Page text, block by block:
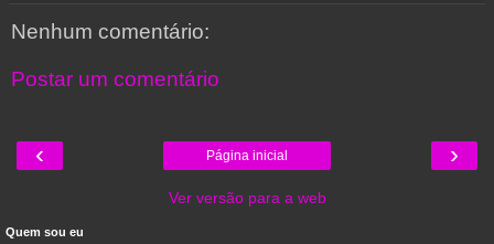
Nenhum comentário:
Postar um comentário
‹ ›
Página inicial
Ver versão para a web
Quem sou eu